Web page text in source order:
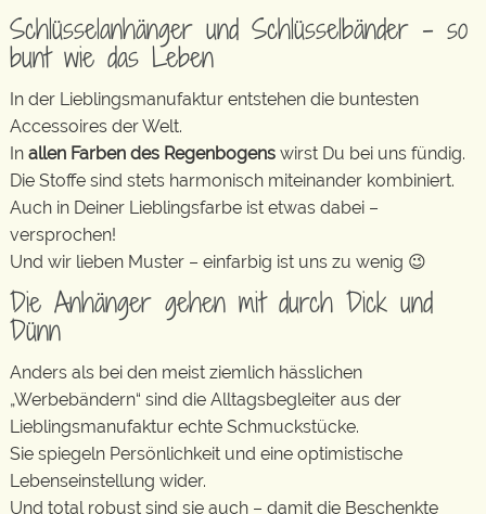
Schlüsselanhänger und Schlüsselbänder – so
bunt wie das Leben
In der Lieblingsmanufaktur entstehen die buntesten
Accessoires der Welt.
In allen Farben des Regenbogens wirst Du bei uns fündig.
Die Stoffe sind stets harmonisch miteinander kombiniert.
Auch in Deiner Lieblingsfarbe ist etwas dabei –
versprochen!
Und wir lieben Muster – einfarbig ist uns zu wenig 😉
Die Anhänger gehen mit durch Dick und
Dünn
Anders als bei den meist ziemlich hässlichen
„Werbebändern“ sind die Alltagsbegleiter aus der
Lieblingsmanufaktur echte Schmuckstücke.
Sie spiegeln Persönlichkeit und eine optimistische
Lebenseinstellung wider.
Und total robust sind sie auch – damit die Beschenkte